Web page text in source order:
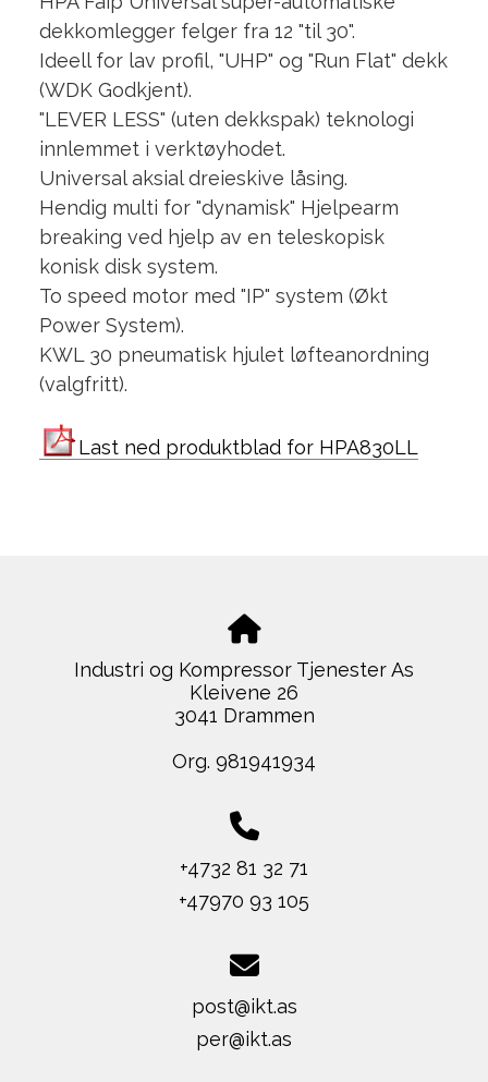
dekkomlegger felger fra 12 "til 30".
Ideell for lav profil, "UHP" og "Run Flat" dekk
(WDK Godkjent).
"LEVER LESS" (uten dekkspak) teknologi
innlemmet i verktøyhodet.
Universal aksial dreieskive låsing.
Hendig multi for "dynamisk" Hjelpearm
breaking ved hjelp av en teleskopisk
konisk disk system.
To speed motor med "IP" system (Økt
Power System).
KWL 30 pneumatisk hjulet løfteanordning
(valgfritt).
Last ned produktblad for HPA830LL
Industri og Kompressor Tjenester As
Kleivene 26
3041 Drammen
Org. 981941934
+4732 81 32 71
+47970 93 105
post@ikt.as
per@ikt.as